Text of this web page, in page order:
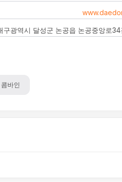
구광역시 달성군 논공읍 논공중앙로
바인